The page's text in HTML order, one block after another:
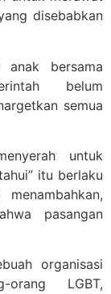
disebabkan
bersama
belum
semua
untuk
itu berlaku
pasangan
organisasi
LGBT,